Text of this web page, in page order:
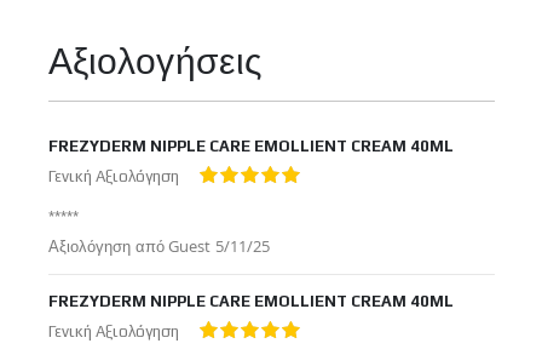
Αξιολογήσεις
FREZYDERM NIPPLE CARE EMOLLIENT CREAM 40ML
Γενική Αξιολόγηση
*****
Αξιολόγηση απόGuest Δημοσιεύτηκε
στις
5/11/25
FREZYDERM NIPPLE CARE EMOLLIENT CREAM 40ML
Γενική Αξιολόγηση